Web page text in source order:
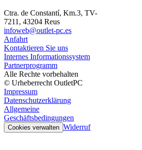
Ctra. de Constantí, Km.3, TV-
7211, 43204 Reus
infoweb@outlet-pc.es
Anfahrt
Kontaktieren Sie uns
Internes Informationssystem
Partnerprogramm
Alle Rechte vorbehalten
© Urheberrecht OutletPC
Impressum
Datenschutzerklärung
Allgemeine
Geschäftsbedingungen
Cookies verwalten Widerruf